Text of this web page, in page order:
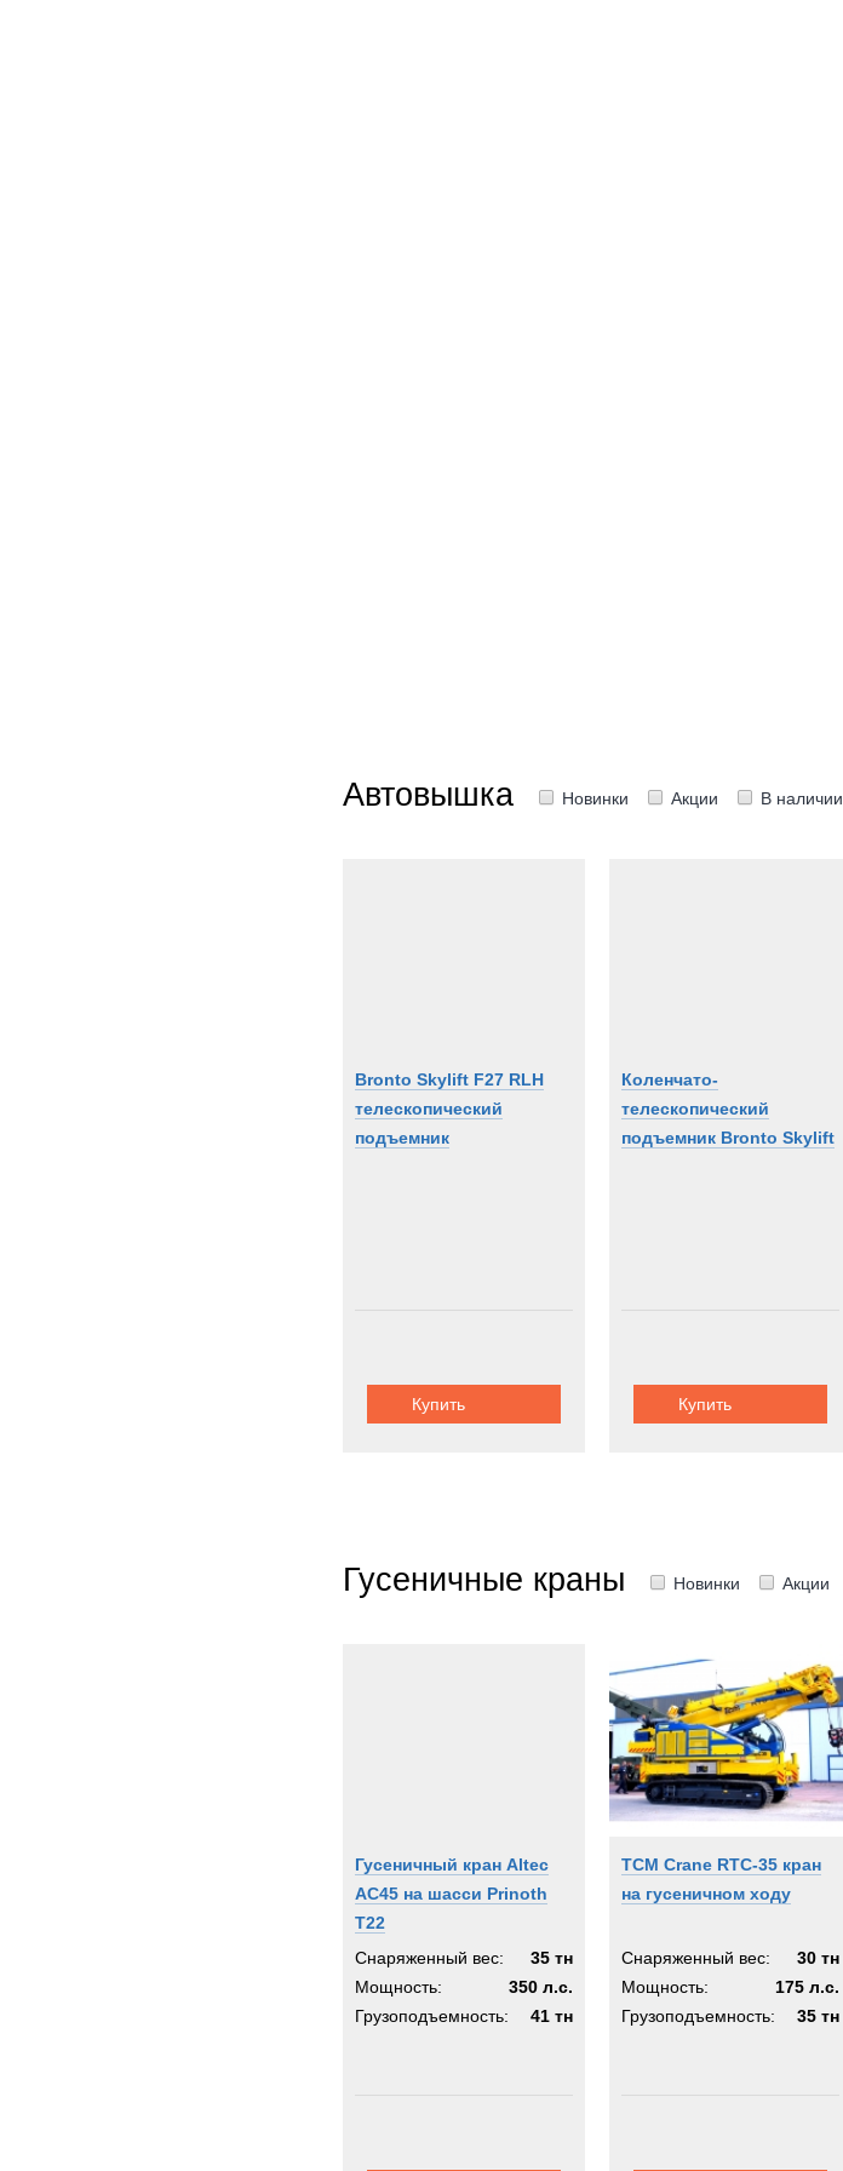
Автовышка Новинки Акции В наличии
Bronto Skylift F27 RLH
телескопический
подъемник
Купить
Коленчато-
телескопический
подъемник Bronto Skylift
Купить
Гусеничные краны Новинки Акции
Гусеничный кран Altec
AC45 на шасси Prinoth
T22
Снаряженный вес:
35 тн
Мощность:
350 л.с.
Грузоподъемность:
41 тн
TCM Crane RTC-35 кран
на гусеничном ходу
Снаряженный вес:
30 тн
Мощность:
175 л.с.
Грузоподъемность:
35 тн